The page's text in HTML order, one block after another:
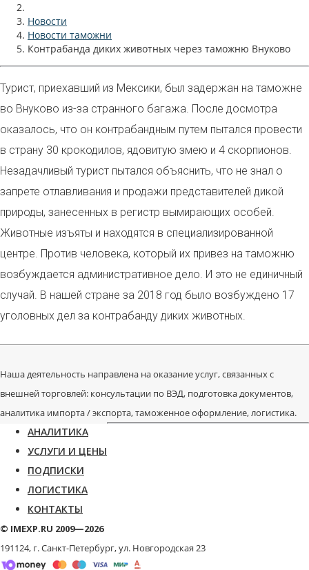
Новости
Новости таможни
Контрабанда диких животных через таможню Внуково
Турист, приехавший из Мексики, был задержан на таможне
во Внуково из-за странного багажа. После досмотра
оказалось, что он контрабандным путем пытался провести
в страну 30 крокодилов, ядовитую змею и 4 скорпионов.
Незадачливый турист пытался объяснить, что не знал о
запрете отлавливания и продажи представителей дикой
природы, занесенных в регистр вымирающих особей.
Животные изъяты и находятся в специализированной
центре. Против человека, который их привез на таможню
возбуждается административное дело. И это не единичный
случай. В нашей стране за 2018 год было возбуждено 17
уголовных дел за контрабанду диких животных.
Наша деятельность направлена на оказание услуг, связанных с
внешней торговлей: консультации по ВЭД, подготовка документов,
аналитика импорта / экспорта, таможенное оформление, логистика.
АНАЛИТИКА
УСЛУГИ И ЦЕНЫ
ПОДПИСКИ
ЛОГИСТИКА
КОНТАКТЫ
© IMEXP.RU 2009—2026
191124, г. Санкт-Петербург,ул. Новгородская 23